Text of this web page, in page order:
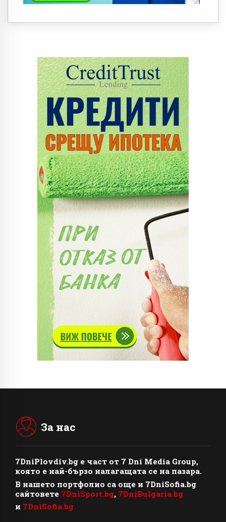
За нас
7DniPlovdiv.bg e част от 7 Dni Media Group,
която е най-бързо налагащата се на пазара.
В нашето портфолио са още и 7DniSofia.bg
сайтовете 7DniSport.bg, 7DniBulgaria.bg
и 7DniSofia.bg